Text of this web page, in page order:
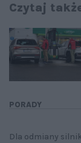
Czytaj
PORADY
Dla odmiany